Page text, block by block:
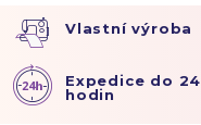
Vlastní výroba
Expedice do 24
hodin